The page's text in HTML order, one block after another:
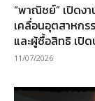
“พาณิชย์” เปิดง
เคลื่อนอุตสาหกร
และผู้ซื้อสิทธิ เปิด
11/07/2026